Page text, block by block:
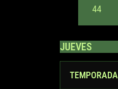
44
JUEVES
TEMPORADA